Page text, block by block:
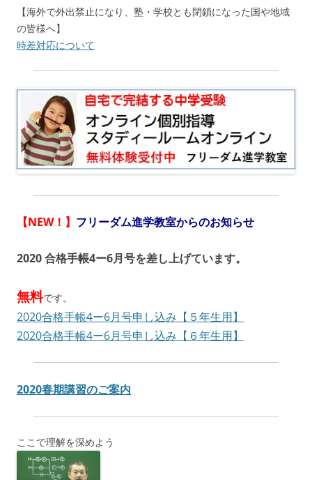
【海外で外出禁止になり、塾・学校とも閉鎖になった国や地域
の皆様へ】
時差対応について
【NEW！】 フリーダム進学教室からのお知らせ
2020 合格手帳4ー6月号を差し上げています。
無料です。
2020合格手帳4ー6月号申し込み【５年生用】
2020合格手帳4ー6月号申し込み【６年生用】
2020春期講習のご案内
ここで理解を深めよう